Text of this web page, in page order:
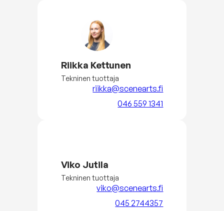
Riikka Kettunen
Tekninen tuottaja
riikka@scenearts.fi
046 559 1341
Viko Jutila
Tekninen tuottaja
viko@scenearts.fi
045 2744357